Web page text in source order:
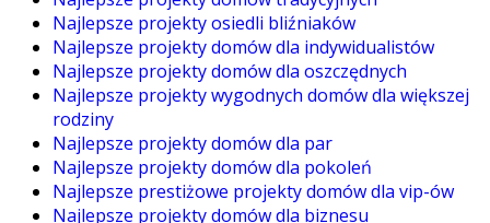
Najlepsze projekty osiedli bliźniaków
Najlepsze projekty domów dla indywidualistów
Najlepsze projekty domów dla oszczędnych
Najlepsze projekty wygodnych domów dla większej
rodziny
Najlepsze projekty domów dla par
Najlepsze projekty domów dla pokoleń
Najlepsze prestiżowe projekty domów dla vip-ów
Najlepsze projekty domów dla biznesu